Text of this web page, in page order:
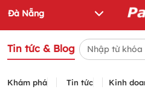
Tin tức & Blog
Khám phá Tin tức Kinh